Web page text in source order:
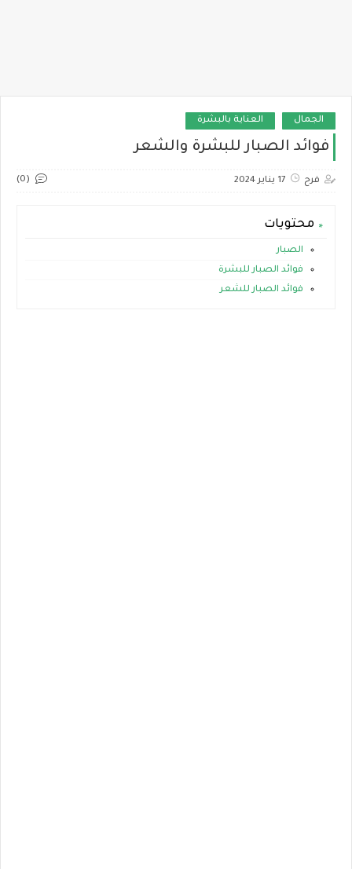
الجمال العناية بالبشرة
فوائد الصبار للبشرة والشعر
فرح 17 يناير 2024 (0)
محتويات
الصبار
فوائد الصبار للبشرة
فوائد الصبار للشعر